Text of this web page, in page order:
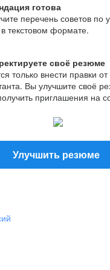
готова
перечень советов по
текстовом формате.
своё резюме
только внести правки
Вы улучшите своё
приглашения на
Улучшить резюме